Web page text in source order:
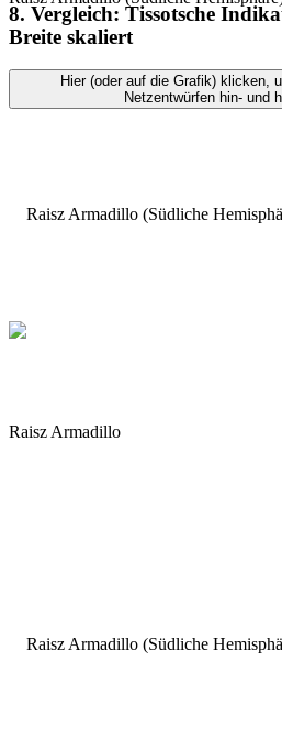
8. Vergleich: Tissotsche
Breite skaliert
Hier (oder auf die Grafik) klicken,
Netzentwürfen hin- und
Raisz Armadillo